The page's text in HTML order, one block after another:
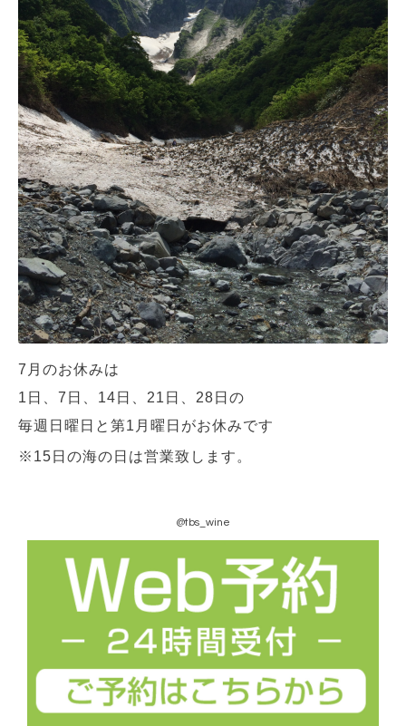
7月のお休みは
1日、7日、14日、21日、28日の
毎週日曜日と第1月曜日がお休みです
※15日の海の日は営業致します。
@tbs_wine